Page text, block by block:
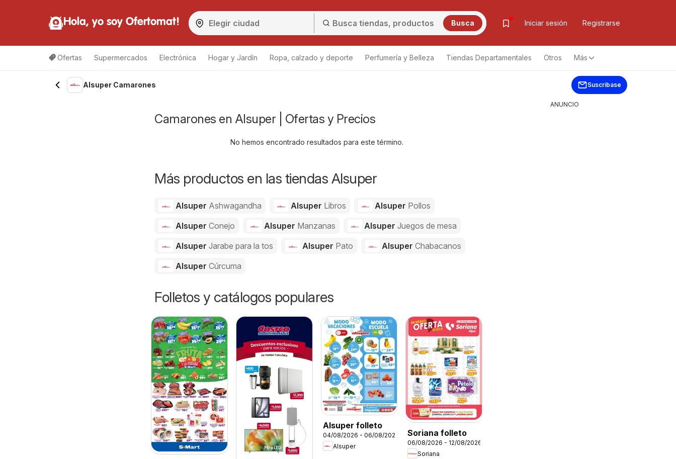
Hola, yo soy Ofertomat! Busca Iniciar sesión Registrarse
Ofertas Supermercados Electrónica Hogar y Jardín Ropa, calzado y deporte Perfumería y Belleza Tiendas Departamentales Otros Más
Alsuper Camarones Suscríbase
Camarones en Alsuper | Ofertas y Precios
No hemos encontrado resultados para este término.
Más productos en las tiendas Alsuper
Alsuper Ashwagandha Alsuper Libros Alsuper Pollos
Alsuper Conejo Alsuper Manzanas AlsuperJuegos de mesa
Alsuper Jarabe para la tos Alsuper Pato AlsuperChabacanos
Alsuper Cúrcuma
Folletos y catálogos populares
Alsuper folleto
04/08/2026 - 06/08/2026
Alsuper
Soriana folleto
06/08/2026 - 12/08/2026
Soriana
ANUNCIO